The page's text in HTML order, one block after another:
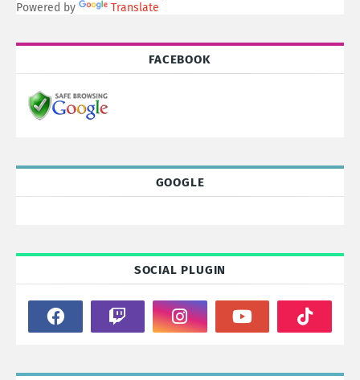
Powered by Translate
FACEBOOK
GOOGLE
SOCIAL PLUGIN